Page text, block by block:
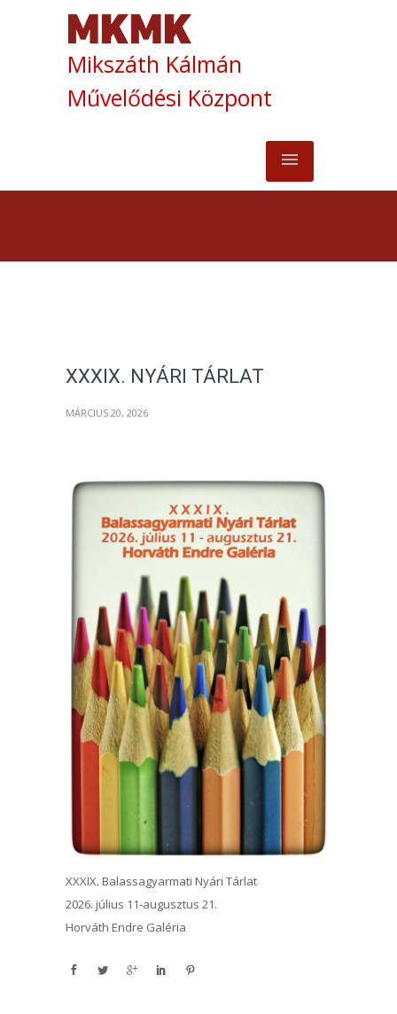
Mikszáth Kálmán
Művelődési Központ
XXXIX. NYÁRI TÁRLAT
MÁRCIUS 20, 2026
XXXIX. Balassagyarmati Nyári Tárlat
2026. július 11-augusztus 21.
Horváth Endre Galéria